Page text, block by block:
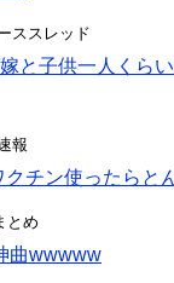
ススレッド
と子供一人くら
報
クチン使ったらと
とめ
曲wwwww